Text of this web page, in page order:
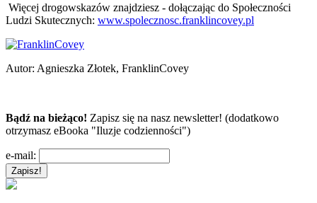
Więcej drogowskazów znajdziesz - dołączając do Społeczności
Ludzi Skutecznych: www.spolecznosc.franklincovey.pl
Autor: Agnieszka Złotek, FranklinCovey
Bądź na bieżąco! Zapisz się na nasz newsletter! (dodatkowo
otrzymasz eBooka "Iluzje codzienności")
e-mail: